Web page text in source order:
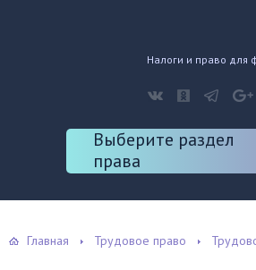
Налоги и право для
Выберите раздел
права
Главная Трудовое право